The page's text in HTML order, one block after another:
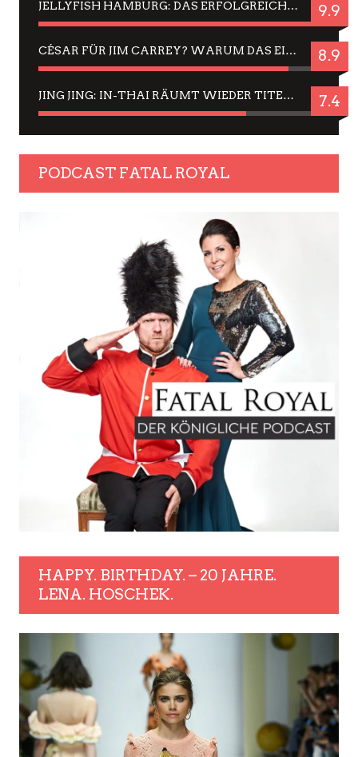
JELLYFISH HAMBURG: DAS ERFOLGREICHE SOMMER-MENÜ 2025 IN GEFÜHLEN UND BILDERN 9.9
CÉSAR FÜR JIM CARREY? WARUM DAS EINER DER NERVIGSTEN ACTORS IST UND BLEIBT 8.9
JING JING: IN-THAI RÄUMT WIEDER TITEL AB – EIN ZWEI-STUNDEN-ERLEBNISBERICHT 7.4
PODCAST FATAL ROYAL
HAPPY. BIRTHDAY. – 20 JAHRE.
LENA. HOSCHEK.